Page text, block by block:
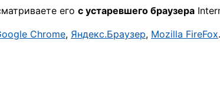
его с устаревшего браузера
Chrome, Яндекс.Браузер, Mozilla FireFox.